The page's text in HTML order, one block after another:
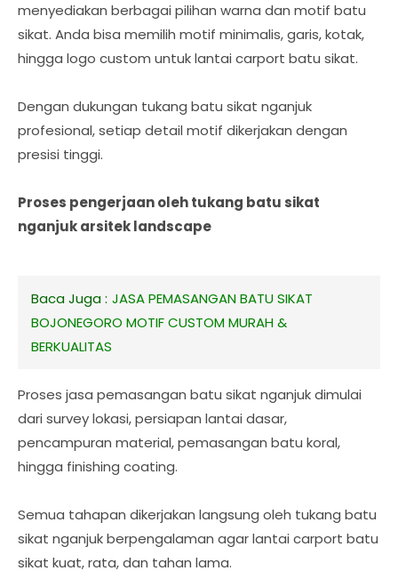
menyediakan berbagai pilihan warna dan motif batu
sikat. Anda bisa memilih motif minimalis, garis, kotak,
hingga logo custom untuk lantai carport batu sikat.
Dengan dukungan tukang batu sikat nganjuk
profesional, setiap detail motif dikerjakan dengan
presisi tinggi.
Proses pengerjaan oleh tukang batu sikat
nganjuk arsitek landscape
Baca Juga : JASA PEMASANGAN BATU SIKAT
BOJONEGORO MOTIF CUSTOM MURAH &
BERKUALITAS
Proses jasa pemasangan batu sikat nganjuk dimulai
dari survey lokasi, persiapan lantai dasar,
pencampuran material, pemasangan batu koral,
hingga finishing coating.
Semua tahapan dikerjakan langsung oleh tukang batu
sikat nganjuk berpengalaman agar lantai carport batu
sikat kuat, rata, dan tahan lama.